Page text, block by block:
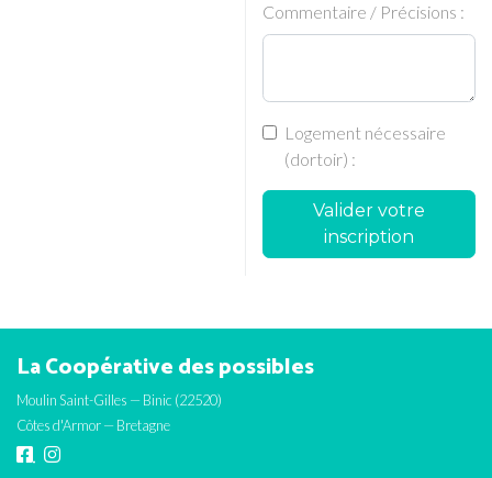
Commentaire / Précisions :
Logement nécessaire
(dortoir) :
Valider votre
inscription
La Coopérative des possibles
Moulin Saint-Gilles — Binic (22520)
Côtes d'Armor — Bretagne